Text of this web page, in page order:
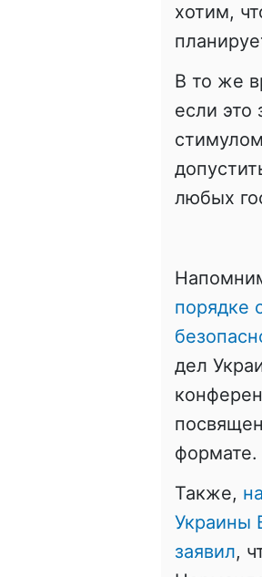
хотим,
В то же
если это
любых
порядке
дел
формате.
Также,
Украины
заявил,